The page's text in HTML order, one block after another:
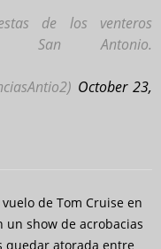
de los venteros
San Antonio.
October 23,
de Tom Cruise en
un show de acrobacias
quedar atorada entre